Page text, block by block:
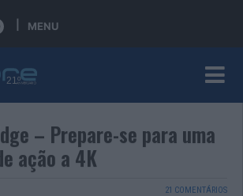
MENU
– Prepare-se para uma
ação a 4K
21 COMENTÁRIOS